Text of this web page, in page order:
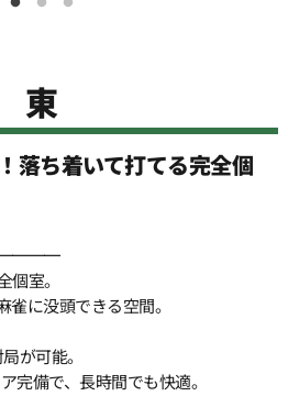
東
落ち着いて打てる完全個
個室。
に没頭できる空間。
が可能。
完備で、長時間でも快適。